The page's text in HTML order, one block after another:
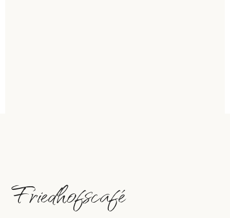
Friedhofscafé